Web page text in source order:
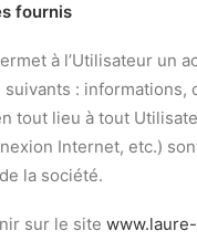
fournis
à l’Utilisateur un
: informations,
tout lieu à tout
Internet, etc.)
la société.
sur le site